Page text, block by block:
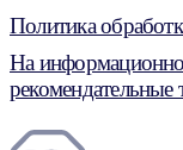
Политика
На
рекомендательные